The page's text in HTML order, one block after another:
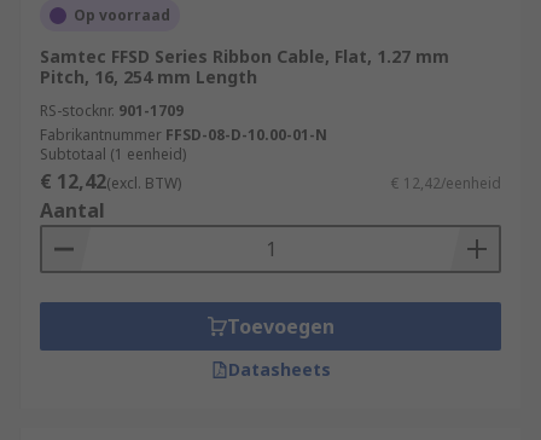
Op voorraad
Samtec FFSD Series Ribbon Cable, Flat, 1.27 mm
Pitch, 16, 254 mm Length
RS-stocknr. 901-1709
Fabrikantnummer FFSD-08-D-10.00-01-N
Subtotaal (1 eenheid)
€ 12,42(excl. BTW) € 12,42/eenheid
Aantal
Toevoegen
Datasheets